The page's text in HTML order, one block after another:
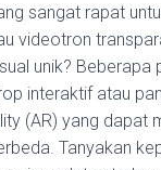
sangat rapat
videotron
unik? Beberapa
interaktif atau
(AR) yang dapat
Tanyakan